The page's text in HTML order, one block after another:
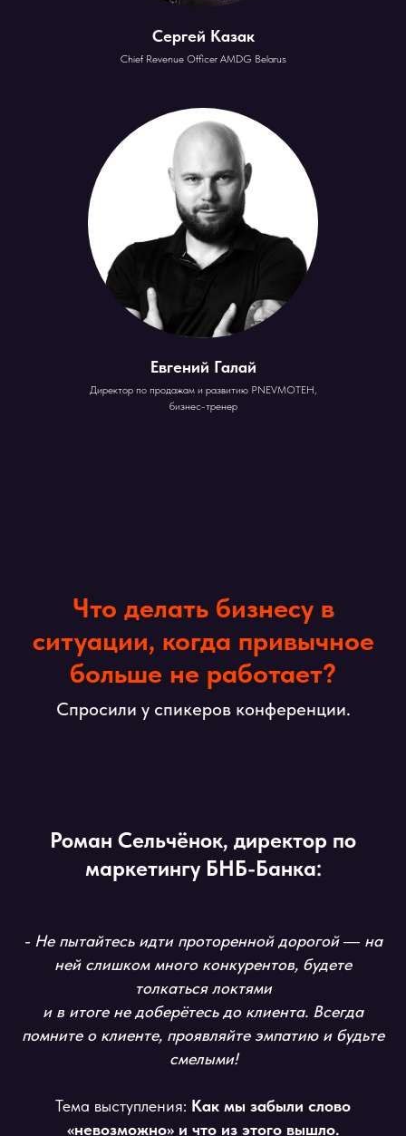
Сергей Казак
Chief Revenue Officer AMDG Belarus
Евгений Галай
Директор по продажам и развитию PNEVMOTEH,
бизнес-тренер
Что делать бизнесу в
ситуации, когда привычное
больше не работает?
Спросили у спикеров конференции.
Роман Сельчёнок, директор по
маркетингу БНБ-Банка:
- Не пытайтесь идти проторенной дорогой ― на
ней слишком много конкурентов, будете
толкаться локтями
и в итоге не доберётесь до клиента. Всегда
помните о клиенте, проявляйте эмпатию и будьте
смелыми!
Тема выступления: Как мы забыли слово
«невозможно» и что из этого вышло.